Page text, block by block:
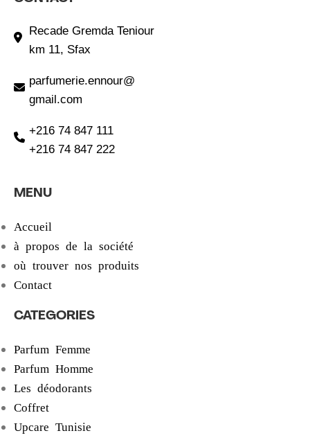
Recade Gremda Teniour
km 11, Sfax
parfumerie.ennour@
gmail.com
+216 74 847 111
+216 74 847 222
MENU
Accueil
à propos de la société
où trouver nos produits
Contact
CATEGORIES
Parfum Femme
Parfum Homme
Les déodorants
Coffret
Upcare Tunisie